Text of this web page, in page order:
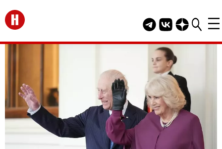
Перейти на главную
Telegram канал
Группа HELLO
Канал